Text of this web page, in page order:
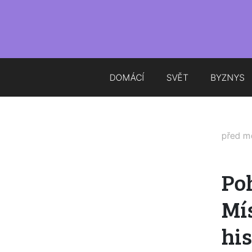
DOMÁCÍ SVĚT BYZNYS
před